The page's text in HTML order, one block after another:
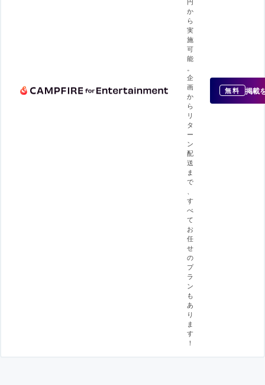
か
ら
実
施
可
能
企
画
か
ら
リ
タ
ー
ン
配
送
ま
で
す
べ
て
お
任
せ
の
プ
ラ
ン
も
あ
り
ま
す
！
無料 掲載